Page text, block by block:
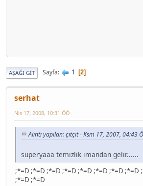
AŞAĞI GIT Sayfa 1 2
serhat
Nis 17, 2008, 10:31 ÖÖ
Alıntı yapılan: çıtçıt - Ksm 17, 2007, 04:43
süperyaaa temizlik imandan gelir......
;*=D ;*=D ;*=D ;*=D ;*=D ;*=D ;*=D ;*=D
;*=D ;*=D